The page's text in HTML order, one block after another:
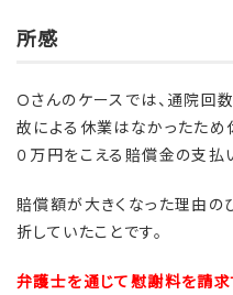
所感
Ｏさんのケースでは、通院回
故による休業はなかったため
０万円をこえる賠償金の支払
賠償額が大きくなった理由の
折していたことです。
弁護士を通じて慰謝料を請